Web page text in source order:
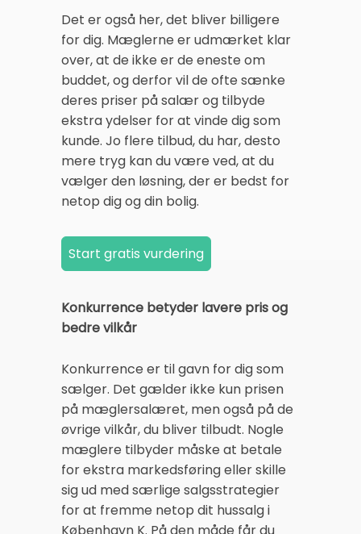
Det er også her, det bliver billigere
for dig. Mæglerne er udmærket klar
over, at de ikke er de eneste om
buddet, og derfor vil de ofte sænke
deres priser på salær og tilbyde
ekstra ydelser for at vinde dig som
kunde. Jo flere tilbud, du har, desto
mere tryg kan du være ved, at du
vælger den løsning, der er bedst for
netop dig og din bolig.
Konkurrence betyder lavere pris og
bedre vilkår
Konkurrence er til gavn for dig som
sælger. Det gælder ikke kun prisen
på mæglersalæret, men også på de
øvrige vilkår, du bliver tilbudt. Nogle
mæglere tilbyder måske at betale
for ekstra markedsføring eller skille
sig ud med særlige salgsstrategier
for at fremme netop dit hussalg i